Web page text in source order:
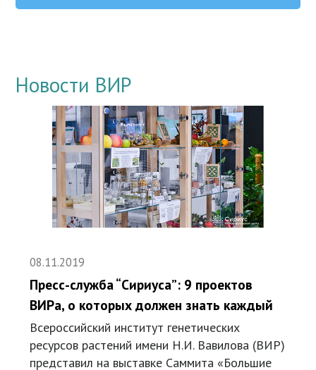
Новости ВИР
08.11.2019
Пресс-служба “Сириуса”: 9 проектов
ВИРа, о которых должен знать каждый
Всероссийский институт генетических
ресурсов растений имени Н.И. Вавилова (ВИР)
представил на выставке Саммита «Большие